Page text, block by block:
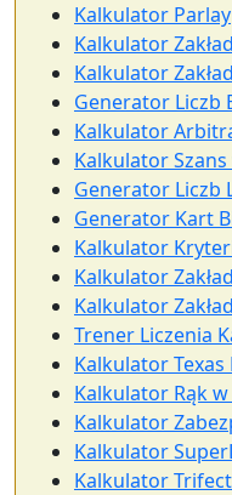
Kalkulator Parlay
Kalkulator
Kalkulator
Generator Liczb
Kalkulator
Kalkulator
Generator Liczb
Generator Kart
Kalkulator
Kalkulator
Kalkulator
Trener Liczenia
Kalkulator Texas
Kalkulator Rąk
Kalkulator
Kalkulator
Kalkulator